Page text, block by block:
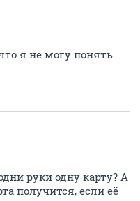
я не могу понять
руки одну карту? А
получится, если её